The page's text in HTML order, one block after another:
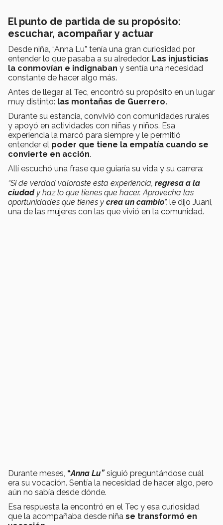
El punto de partida de su propósito:
escuchar, acompañar y actuar
Desde niña, “Anna Lu” tenía una gran curiosidad por
entender lo que pasaba a su alrededor. Las injusticias
la conmovían e indignaban y sentía una necesidad
constante de hacer algo más.
Antes de llegar al Tec, encontró su propósito en un lugar
muy distinto: las montañas de Guerrero.
Durante su estancia, convivió con comunidades rurales
y apoyó en actividades con niñas y niños. Esa
experiencia la marcó para siempre y le permitió
entender el poder que tiene la empatía cuando se
convierte en acción.
Allí escuchó una frase que guiaría su vida y su carrera:
“Si de verdad valoraste esta experiencia, regresa a la
ciudady haz lo que tienes que hacer. Aprovecha las
oportunidades que tienes y crea un cambio”, le dijo Juani,
una de las mujeres con las que vivió en la comunidad.
Durante meses, “Anna Lu”siguió preguntándose cuál
era su vocación. Sentía la necesidad de hacer algo, pero
aún no sabía desde dónde.
Esa respuesta la encontró en el Tec y esa curiosidad
que la acompañaba desde niña se transformó en